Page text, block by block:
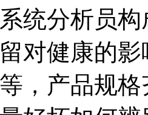
统分析员
对健康的
，产品规